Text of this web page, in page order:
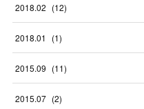
2018.02 (12)
2018.01 (1)
2015.09 (11)
2015.07 (2)